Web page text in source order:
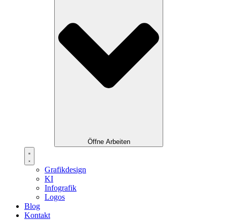
Öffne Arbeiten
Grafikdesign
KI
Infografik
Logos
Blog
Kontakt